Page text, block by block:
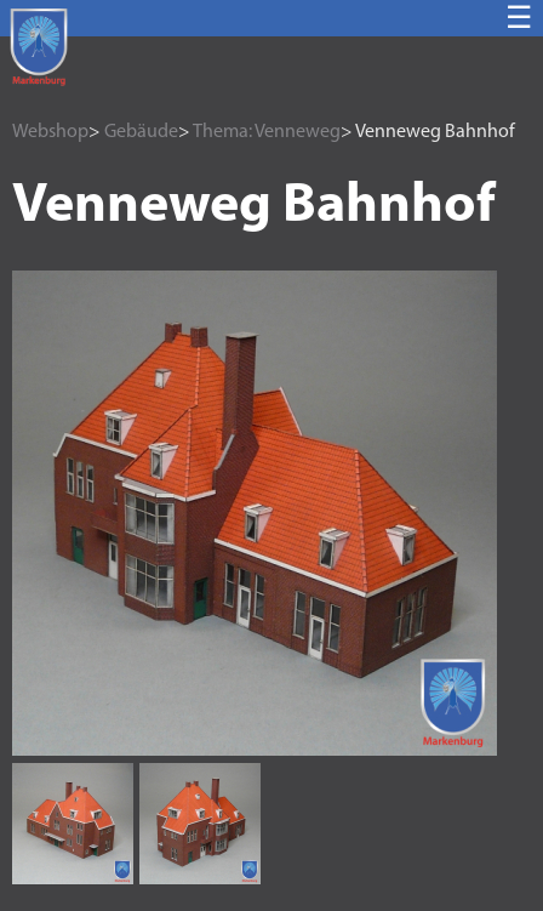
☰
Webshop> Gebäude> Thema: Venneweg> Venneweg Bahnhof
Venneweg Bahnhof